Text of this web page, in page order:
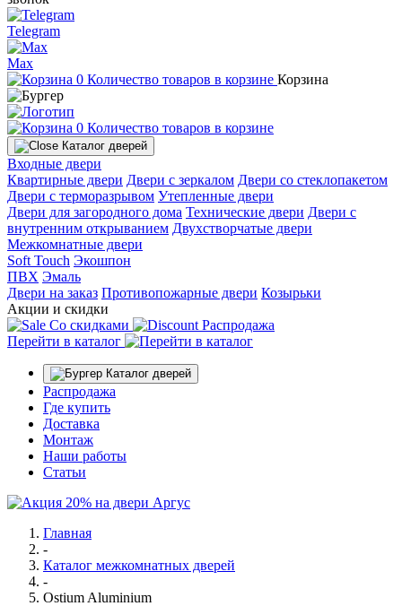
Telegram
Max
0 Количество товаров в корзине Корзина
0 Количество товаров в корзине
Каталог дверей
Входные двери
Квартирные двери Двери с зеркалом Двери со стеклопакетом
Двери с терморазрывом Утепленные двери
Двери для загородного дома Технические двери Двери с
внутренним открыванием Двухстворчатые двери
Межкомнатные двери
Soft Touch Экошпон
ПВХ Эмаль
Двери на заказ Противопожарные двери Козырьки
Акции и скидки
Со скидками
Распродажа
Перейти в каталог
Каталог дверей
Распродажа
Где купить
Доставка
Монтаж
Наши работы
Статьи
Главная
-
Каталог межкомнатных дверей
-
Ostium Aluminium